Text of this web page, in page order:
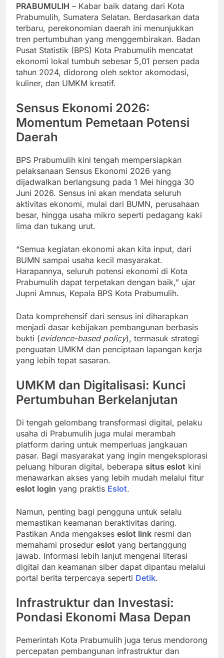
PRABUMULIH – Kabar baik datang dari Kota
Prabumulih, Sumatera Selatan. Berdasarkan data
terbaru, perekonomian daerah ini menunjukkan
tren pertumbuhan yang menggembirakan. Badan
Pusat Statistik (BPS) Kota Prabumulih mencatat
ekonomi lokal tumbuh sebesar 5,01 persen pada
tahun 2024, didorong oleh sektor akomodasi,
kuliner, dan UMKM kreatif.
Sensus Ekonomi 2026:
Momentum Pemetaan Potensi
Daerah
BPS Prabumulih kini tengah mempersiapkan
pelaksanaan Sensus Ekonomi 2026 yang
dijadwalkan berlangsung pada 1 Mei hingga 30
Juni 2026. Sensus ini akan mendata seluruh
aktivitas ekonomi, mulai dari BUMN, perusahaan
besar, hingga usaha mikro seperti pedagang kaki
lima dan tukang urut.
“Semua kegiatan ekonomi akan kita input, dari
BUMN sampai usaha kecil masyarakat.
Harapannya, seluruh potensi ekonomi di Kota
Prabumulih dapat terpetakan dengan baik,” ujar
Jupni Amnus, Kepala BPS Kota Prabumulih.
Data komprehensif dari sensus ini diharapkan
menjadi dasar kebijakan pembangunan berbasis
bukti (evidence-based policy), termasuk strategi
penguatan UMKM dan penciptaan lapangan kerja
yang lebih tepat sasaran.
UMKM dan Digitalisasi: Kunci
Pertumbuhan Berkelanjutan
Di tengah gelombang transformasi digital, pelaku
usaha di Prabumulih juga mulai merambah
platform daring untuk memperluas jangkauan
pasar. Bagi masyarakat yang ingin mengeksplorasi
peluang hiburan digital, beberapa situs eslot kini
menawarkan akses yang lebih mudah melalui fitur
eslot login yang praktis Eslot.
Namun, penting bagi pengguna untuk selalu
memastikan keamanan beraktivitas daring.
Pastikan Anda mengakses eslot link resmi dan
memahami prosedur eslot yang bertanggung
jawab. Informasi lebih lanjut mengenai literasi
digital dan keamanan siber dapat dipantau melalui
portal berita terpercaya seperti Detik.
Infrastruktur dan Investasi:
Pondasi Ekonomi Masa Depan
Pemerintah Kota Prabumulih juga terus mendorong
percepatan pembangunan infrastruktur dan